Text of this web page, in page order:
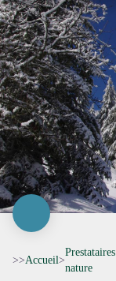
>>Accueil>
nature